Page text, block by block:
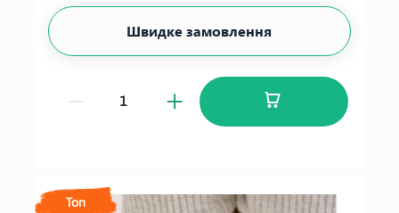
Швидке замовлення
Топ